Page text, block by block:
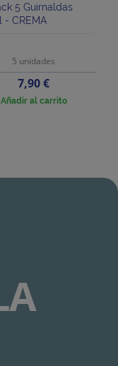
5 Guirnaldas
- CREMA
5 unidades
Precio
7,90 €
Añadir al carrito